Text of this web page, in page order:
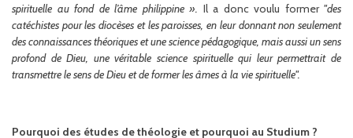
spirituelle au fond de l’âme philippine ». Il a donc voulu former "des
catéchistes pour les diocèses et les paroisses, en leur donnant non seulement
des connaissances théoriques et une science pédagogique, mais aussi un sens
profond de Dieu, une véritable science spirituelle qui leur permettrait de
transmettre le sens de Dieu et de former les âmes à la vie spirituelle".
Pourquoi des études de théologie et pourquoi au Studium ?